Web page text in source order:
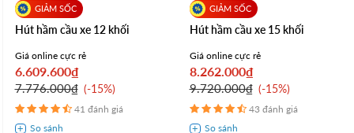
Hút hầm cầu xe 12 khối
Giá online cực rẻ
6.609.600₫
7.776.000₫ -15%
41 đánh giá
Hút hầm cầu xe 15 khối
Giá online cực rẻ
8.262.000₫
9.720.000₫ -15%
43 đánh giá